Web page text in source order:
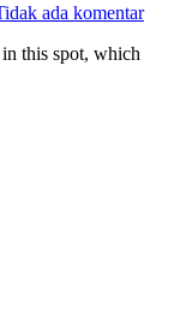
ada komentar
this spot, which